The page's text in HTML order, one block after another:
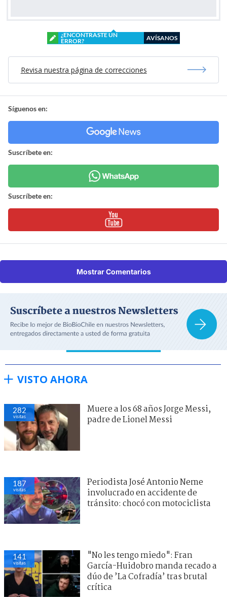
¿ENCONTRASTE UN
ERROR?
AVÍSANOS
Revisa nuestra página de correcciones
Síguenos en:
Suscríbete en:
Suscríbete en:
Mostrar Comentarios
VISTO AHORA
282
visitas
Muere a los 68 años Jorge Messi,
padre de Lionel Messi
187
visitas
Periodista José Antonio Neme
involucrado en accidente de
tránsito: chocó con motociclista
141
visitas
"No les tengo miedo": Fran
García-Huidobro manda recado a
dúo de ’La Cofradía’ tras brutal
crítica